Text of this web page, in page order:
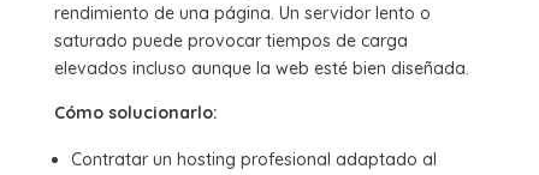
rendimiento de una página. Un servidor lento o
saturado puede provocar tiempos de carga
elevados incluso aunque la web esté bien diseñada.
Cómo solucionarlo:
Contratar un hosting profesional adaptado al